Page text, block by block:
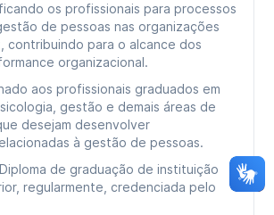
os profissionais para processos
de pessoas nas organizações
contribuindo para o alcance dos
organizacional.
aos profissionais graduados em
gestão e demais áreas de
desejam desenvolver
à gestão de pessoas.
Diploma de graduação de instituição
regularmente, credenciada pelo